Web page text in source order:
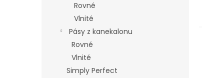
Rovné
Vlnité
Pásy z kanekalonu
Rovné
Vlnité
Simply Perfect